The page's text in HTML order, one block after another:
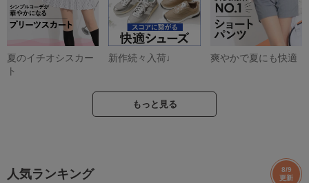
夏のイチオシスカー
ト
新作続々入荷♩ 爽やかで夏にも快適
もっと見る
人気ランキング
8/9
更新